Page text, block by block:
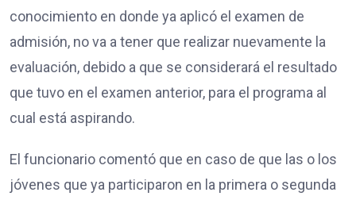
conocimiento en donde ya aplicó el examen de
admisión, no va a tener que realizar nuevamente la
evaluación, debido a que se considerará el resultado
que tuvo en el examen anterior, para el programa al
cual está aspirando.
El funcionario comentó que en caso de que las o los
jóvenes que ya participaron en la primera o segunda